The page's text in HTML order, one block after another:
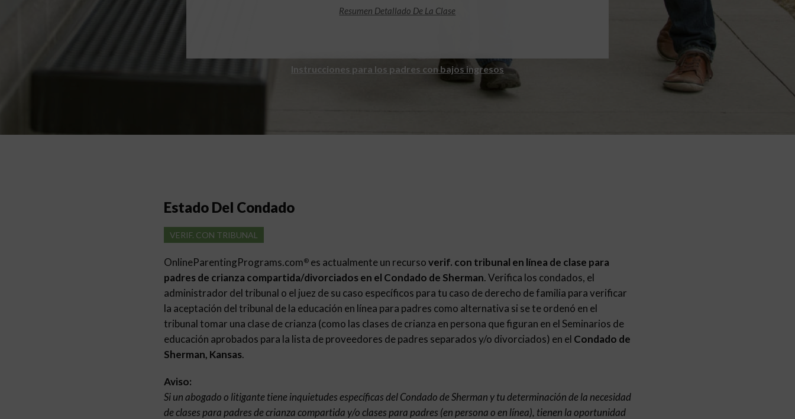
Resumen Detallado De La Clase
Instrucciones para los padres con bajos ingresos
Estado Del Condado
VERIF. CON TRIBUNAL
OnlineParentingPrograms.com® es actualmente un recursoverif. con tribunal en línea de clase para
padres de crianza compartida/divorciados en el Condado de Sherman. Verifica los condados, el
administrador del tribunal o el juez de su caso específicos para tu caso de derecho de familia para verificar
la aceptación del tribunal de la educación en línea para padres como alternativa si se te ordenó en el
tribunal tomar una clase de crianza (como las clases de crianza en persona que figuran en el Seminarios de
educación aprobados para la lista de proveedores de padres separados y/o divorciados) en el Condado de
Sherman, Kansas.
Aviso:
Si un abogado o litigante tiene inquietudes específicas del Condado de Sherman y tu determinación de la necesidad
de clases para padres de crianza compartida y/o clases para padres (en persona o en línea), tienen la oportunidad